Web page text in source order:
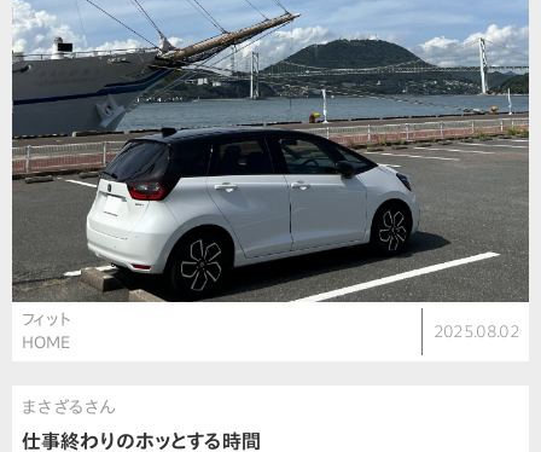
フィット
HOME
2025.08.02
まさざるさん
仕事終わりのホッとする時間